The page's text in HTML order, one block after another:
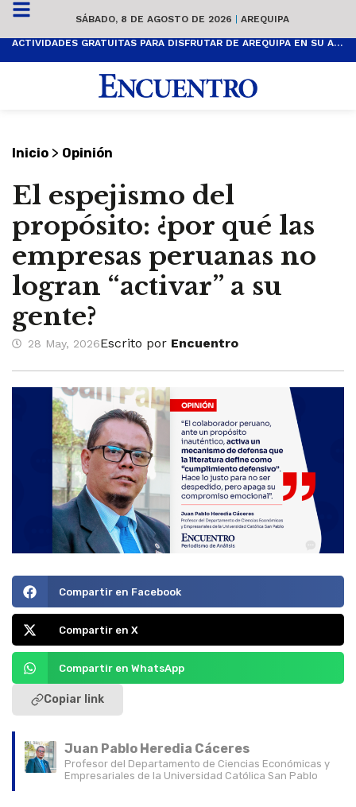
SÁBADO, 8 DE AGOSTO DE 2026 | AREQUIPA
ACTIVIDADES GRATUITAS PARA DISFRUTAR DE AREQUIPA EN SU ANIVERSARIO
Inicio > Opinión
El espejismo del
propósito: ¿por qué las
empresas peruanas no
logran “activar” a su
gente?
28 May, 2026Escrito por Encuentro
Compartir en Facebook
Compartir en X
Compartir en WhatsApp
Copiar link
Juan Pablo Heredia Cáceres
Profesor del Departamento de Ciencias Económicas y
Empresariales de la Universidad Católica San Pablo